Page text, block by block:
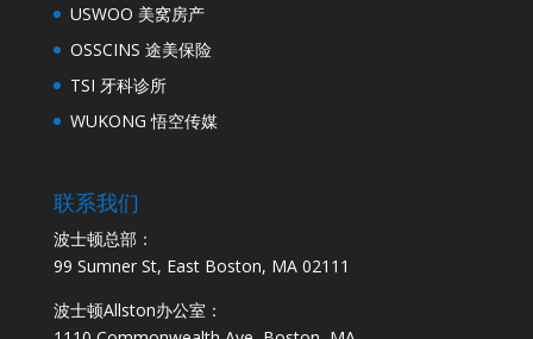
USWOO 美窝房产
OSSCINS 途美保险
TSI 牙科诊所
WUKONG 悟空传媒
联系我们
波士顿总部：
99 Sumner St, East Boston, MA 02111
波士顿Allston办公室：